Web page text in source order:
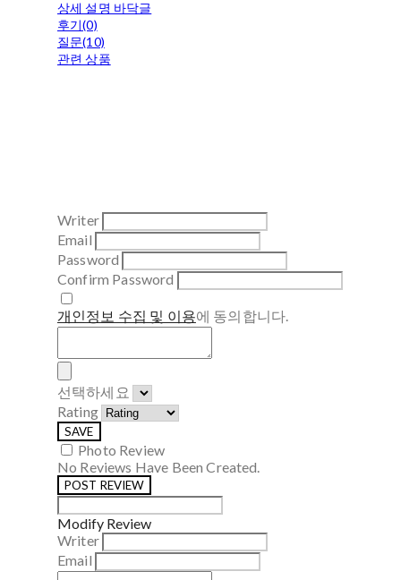
상세 설명 바닥글
후기(0)
질문(10)
관련 상품
Writer
Email
Password
Confirm Password
개인정보 수집 및 이용에 동의합니다.
선택하세요
Rating
SAVE
Photo Review
No Reviews Have Been Created.
POST REVIEW
Modify Review
Writer
Email